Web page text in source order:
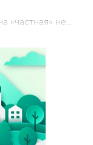
«частная» не...